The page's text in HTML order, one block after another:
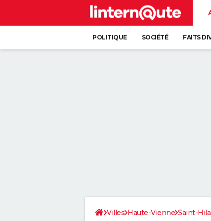
POLITIQUE SOCIÉTÉ FAITS
Villes Haute-Vienne Saint-